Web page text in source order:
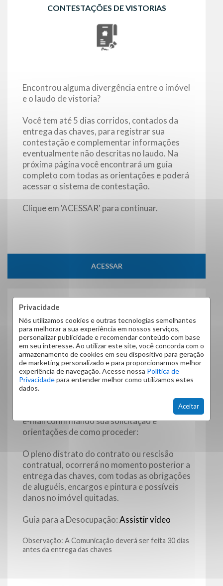
Privacidade
Nós utilizamos cookies e outras tecnologias semelhantes
para melhorar a sua experiência em nossos serviços,
personalizar publicidade e recomendar conteúdo com base
em seu interesse. Ao utilizar este site, você concorda com o
armazenamento de cookies em seu dispositivo para geração
de marketing personalizado e para proporcionarmos melhor
experiência de navegação. Acesse nossa Política de
Privacidadepara entender melhor como utilizamos estes
dados.
Aceitar
CONTESTAÇÕES DE VISTORIAS
Encontrou alguma divergência entre o imóvel
e o laudo de vistoria?
Você tem até 5 dias corridos, contados da
entrega das chaves, para registrar sua
contestação e complementar informações
eventualmente não descritas no laudo. Na
próxima página você encontrará um guia
completo com todas as orientações e poderá
acessar o sistema de contestação.
Clique em 'ACESSAR' para continuar.
ACESSAR
AVISO DE DESOCUPAÇÃO
Para dar início ao seu processo de
clicando no botão abaixo. Você receberá um
e-mail confirmando sua solicitação e
orientações de como proceder:
O pleno distrato do contrato ou rescisão
contratual, ocorrerá no momento posterior a
entrega das chaves, com todas as obrigações
de aluguéis, encargos e pintura e possíveis
danos no imóvel quitadas.
Guia para a Desocupação:Assistir vídeo
Observação: A Comunicação deverá ser feita 30 dias
antes da entrega das chaves